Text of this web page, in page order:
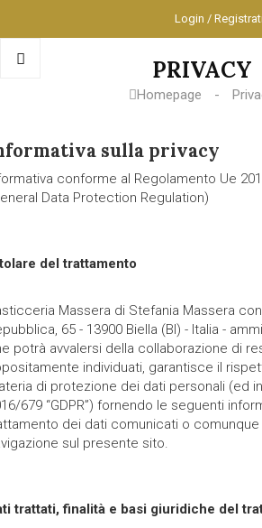
Login /
PRIVACY
Homepage
sulla privacy
conforme al Regolamento Ue
Data Protection Regulation)
del trattamento
Massera di Stefania Massera
65 - 13900 Biella (BI) - Italia -
potrà avvalersi della collaborazione di
individuati, garantisce il
di protezione dei dati personali (ed
679 “GDPR”) fornendo le seguenti
dei dati comunicati o
sul presente sito.
trattati, finalità e basi giuridiche del